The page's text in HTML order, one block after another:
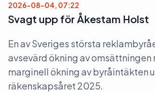
2026-08-04, 07:22
Svagt upp för Åkestam Holst
En av Sveriges största
avsevärd ökning av omsättningen
marginell ökning av byråintäkten
räkenskapsåret 2025.